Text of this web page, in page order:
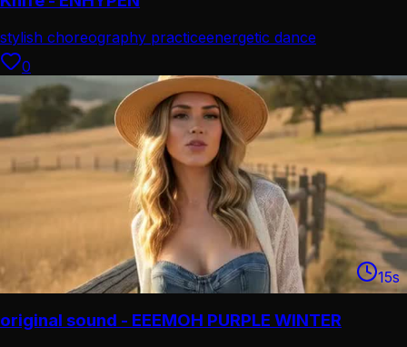
stylish choreography practiceenergetic dance
performance
0
15s
original sound - EEEMOH PURPLE WINTER